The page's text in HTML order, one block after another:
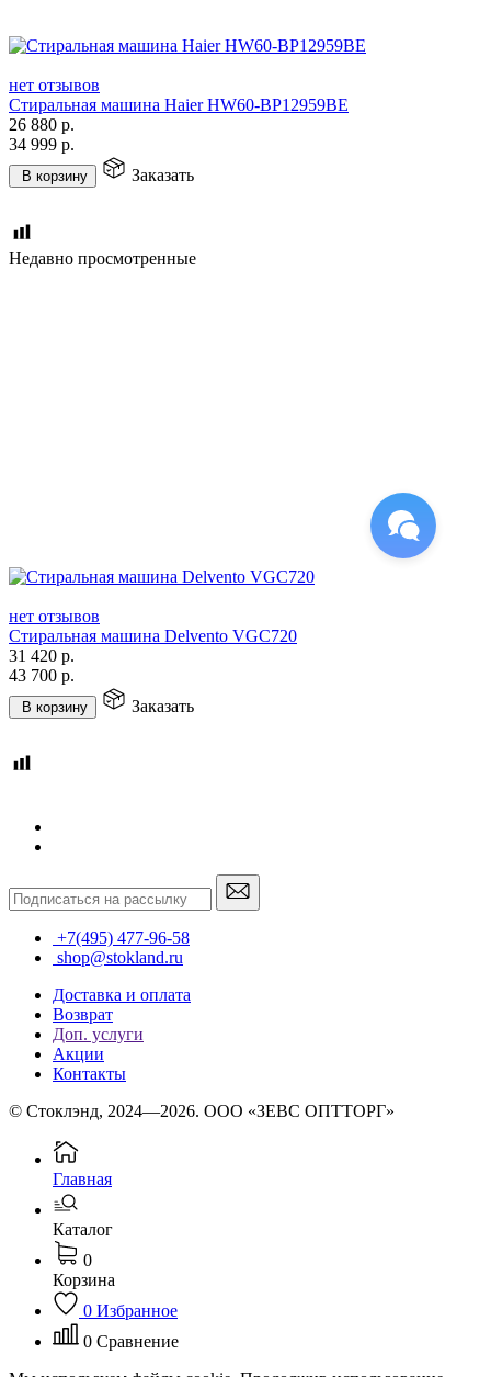
нет отзывов
Стиральная машина Haier HW60-BP12959BE
26 880 р.
34 999 р.
В корзину Заказать
Недавно просмотренные
нет отзывов
Стиральная машина Delvento VGC720
31 420 р.
43 700 р.
В корзину Заказать
+7(495) 477-96-58
shop@stokland.ru
Доставка и оплата
Возврат
Доп. услуги
Акции
Контакты
© Стоклэнд, 2024—2026. ООО «ЗЕВС ОПТТОРГ»
Главная
Каталог
0
Корзина
0 Избранное
0 Сравнение